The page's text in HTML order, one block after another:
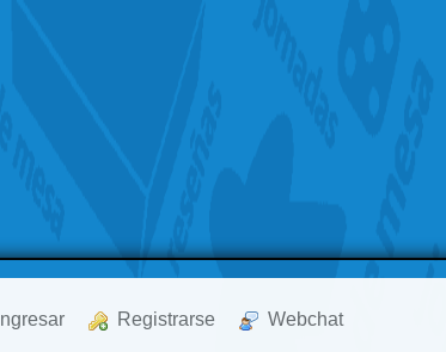
Registrarse Webchat